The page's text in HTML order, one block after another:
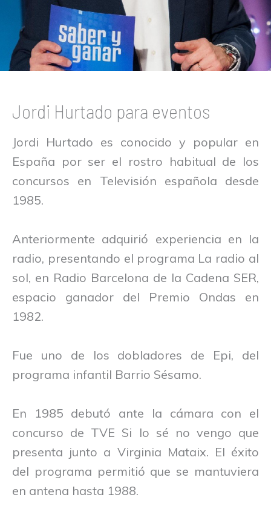
Jordi Hurtado para eventos
Jordi Hurtado es conocido y popular en
España por ser el rostro habitual de los
concursos en Televisión española desde
1985.
Anteriormente adquirió experiencia en la
radio, presentando el programa La radio al
sol, en Radio Barcelona de la Cadena SER,
espacio ganador del Premio Ondas en
1982.
Fue uno de los dobladores de Epi, del
programa infantil Barrio Sésamo.
En 1985 debutó ante la cámara con el
concurso de TVE Si lo sé no vengo que
presenta junto a Virginia Mataix. El éxito
del programa permitió que se mantuviera
en antena hasta 1988.